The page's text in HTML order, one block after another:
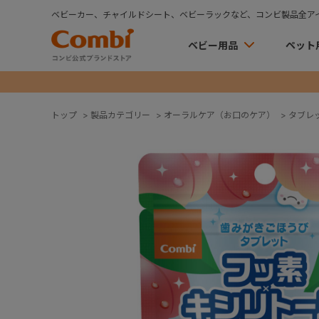
ベビーカー、チャイルドシート、ベビーラックなど、コンビ製品全ア
ベビー用品 ペット
トップ > 製品カテゴリー > オーラルケア（お口のケア） > タブレ